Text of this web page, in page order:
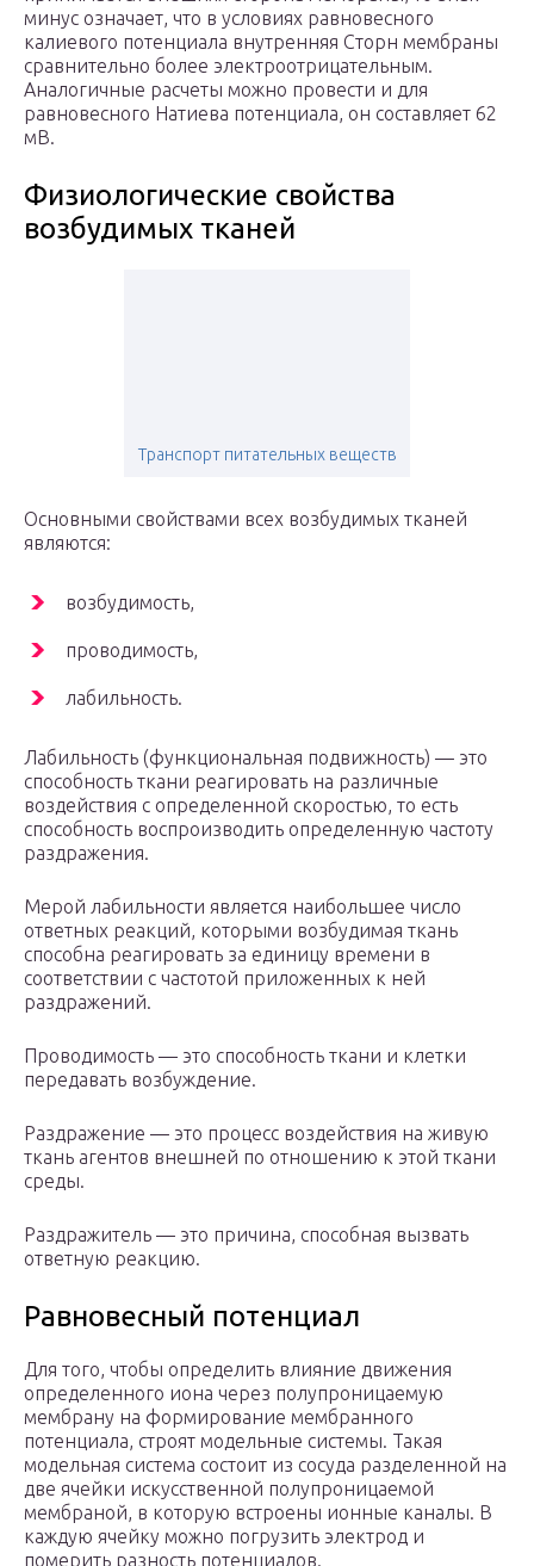
минус означает, что в условиях равновесного
калиевого потенциала внутренняя Сторн мембраны
сравнительно более электроотрицательным.
Аналогичные расчеты можно провести и для
равновесного Натиева потенциала, он составляет 62
мВ.
Физиологические свойства
возбудимых тканей
Транспорт питательных веществ
Основными свойствами всех возбудимых тканей
являются:
возбудимость,
проводимость,
лабильность.
Лабильность (функциональная подвижность) — это
способность ткани реагировать на различные
воздействия с определенной скоростью, то есть
способность воспроизводить определенную частоту
раздражения.
Мерой лабильности является наибольшее число
ответных реакций, которыми возбудимая ткань
способна реагировать за единицу времени в
соответствии с частотой приложенных к ней
раздражений.
Проводимость — это способность ткани и клетки
передавать возбуждение.
Раздражение — это процесс воздействия на живую
ткань агентов внешней по отношению к этой ткани
среды.
Раздражитель — это причина, способная вызвать
ответную реакцию.
Равновесный потенциал
Для того, чтобы определить влияние движения
определенного иона через полупроницаемую
мембрану на формирование мембранного
потенциала, строят модельные системы. Такая
модельная система состоит из сосуда разделенной на
две ячейки искусственной полупроницаемой
мембраной, в которую встроены ионные каналы. В
каждую ячейку можно погрузить электрод и
померить разность потенциалов.